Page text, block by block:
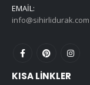
EMAIL:
info@sihirlidurak.com
KISA LINKLER